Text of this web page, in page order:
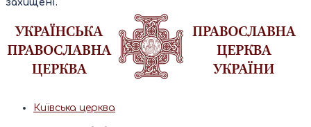
захищені.
Київська церква